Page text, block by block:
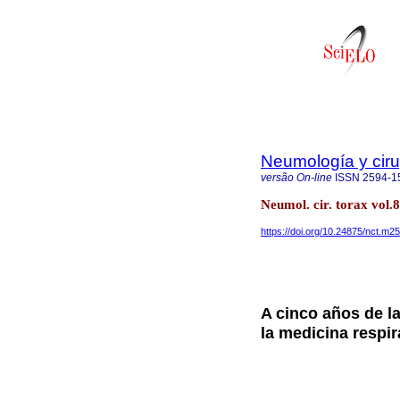
Neumología y
versão On-line ISSN 2594-
Neumol. cir. torax
https://doi.org/10.24875/
A cinco años de
la medicina